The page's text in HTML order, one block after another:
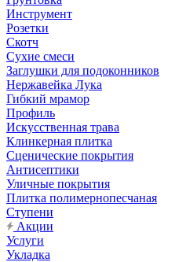
Инструмент
Розетки
Скотч
Сухие смеси
Заглушки для подоконников
Нержавейка Лука
Гибкий мрамор
Профиль
Искусственная трава
Клинкерная плитка
Сценические покрытия
Антисептики
Уличные покрытия
Плитка полимернопесчаная
Ступени
Акции
Услуги
Укладка